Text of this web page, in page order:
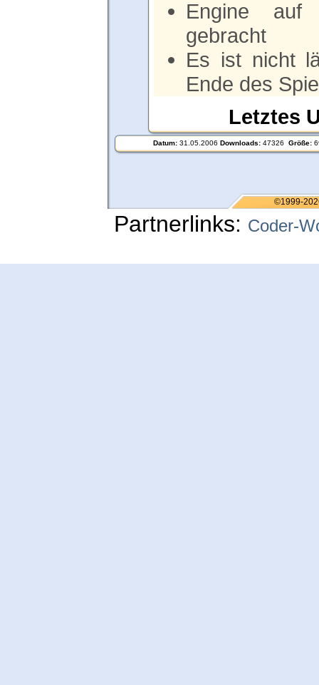
Engine auf
gebracht
Es ist nicht
Ende des
Letztes
Datum: 31.05.2006 Downloads: 47326 Größe:
©1999-
Partnerlinks: Coder-